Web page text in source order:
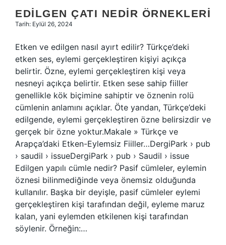
EDILGEN ÇATI NEDIR ÖRNEKLERI
Tarih: Eylül 26, 2024
Etken ve edilgen nasıl ayırt edilir? Türkçe’deki
etken ses, eylemi gerçekleştiren kişiyi açıkça
belirtir. Özne, eylemi gerçekleştiren kişi veya
nesneyi açıkça belirtir. Etken sese sahip fiiller
genellikle kök biçimine sahiptir ve öznenin rolü
cümlenin anlamını açıklar. Öte yandan, Türkçe’deki
edilgende, eylemi gerçekleştiren özne belirsizdir ve
gerçek bir özne yoktur.Makale » Türkçe ve
Arapça’daki Etken-Eylemsiz Fiiller…DergiPark › pub
› saudil › issueDergiPark › pub › Saudil › issue
Edilgen yapılı cümle nedir? Pasif cümleler, eylemin
öznesi bilinmediğinde veya önemsiz olduğunda
kullanılır. Başka bir deyişle, pasif cümleler eylemi
gerçekleştiren kişi tarafından değil, eyleme maruz
kalan, yani eylemden etkilenen kişi tarafından
söylenir. Örneğin:…